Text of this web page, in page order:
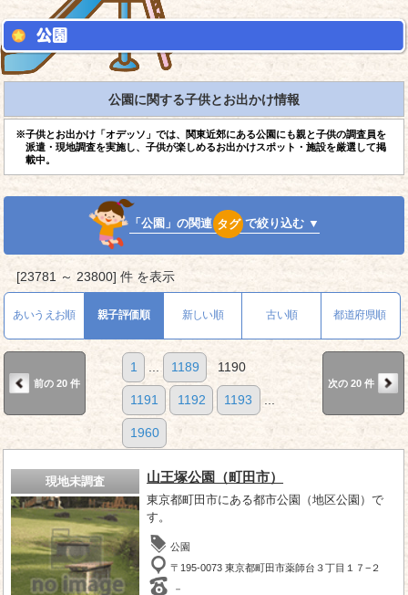
公園に関する子供とお出かけ情報
※子供とお出かけ「オデッソ」では、関東近郊にある公園にも親と子供の調査員を
派遣・現地調査を実施し、子供が楽しめるお出かけスポット・施設を厳選して掲
載中。
「公園」の関連 タグ で絞り込む ▼
[23781 ～ 23800] 件 を表示
あいうえお順 親子評価順 新しい順 古い順 都道府県順
前の 20 件
1 ... 1189 1190
1191 1192 1193 ...
1960
次の 20 件
現地未調査 山王塚公園（町田市）
東京都町田市にある都市公園（地区公園）で
す。
公園
〒195-0073 東京都町田市薬師台３丁目１７−２
－